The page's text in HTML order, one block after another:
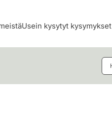
Usein kysytyt kysymykset